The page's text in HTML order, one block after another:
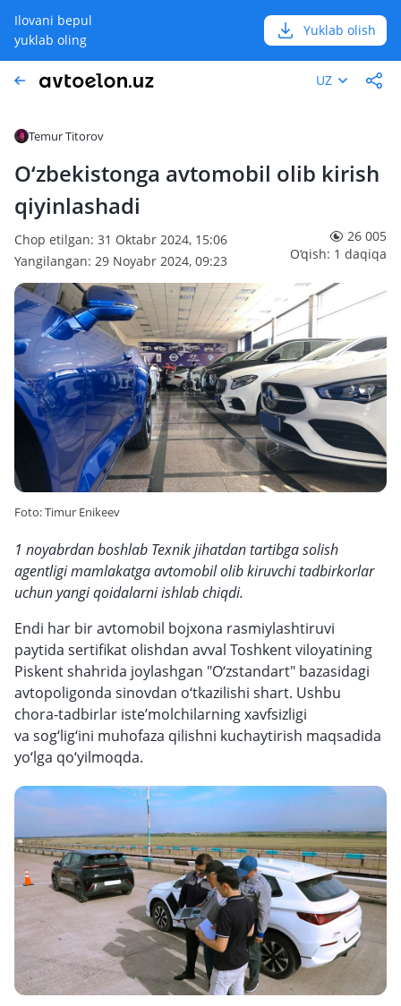
Ilovani bepul
yuklab oling
Yuklab olish
UZ
Temur Titorov
O‘zbekistonga avtomobil olib kirish
qiyinlashadi
Chop etilgan: 31 Oktabr 2024, 15:06
Yangilangan: 29 Noyabr 2024, 09:23
26 005
O‘qish: 1 daqiqa
Foto: Timur Enikeev
1 noyabrdan boshlab Texnik jihatdan tartibga solish
agentligi mamlakatga avtomobil olib kiruvchi tadbirkorlar
uchun yangi qoidalarni ishlab chiqdi.
Endi har bir avtomobil bojxona rasmiylashtiruvi
paytida sertifikat olishdan avval Toshkent viloyatining
Piskent shahrida joylashgan "O‘zstandart" bazasidagi
avtopoligonda sinovdan o‘tkazilishi shart. Ushbu
chora-tadbirlar iste’molchilarning xavfsizligi
va sog‘lig‘ini muhofaza qilishni kuchaytirish maqsadida
yo‘lga qo‘yilmoqda.